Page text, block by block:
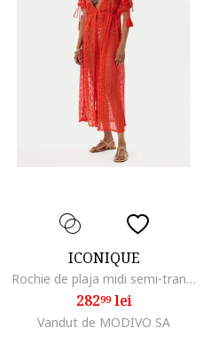
ICONIQUE
Rochie de plaja midi semi-transparenta
28299lei
Vandut de MODIVO SA